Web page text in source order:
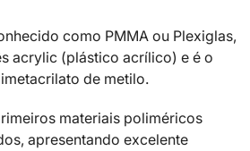
como PMMA ou Plexiglas,
acrylic (plástico acrílico) e é o
de metilo.
materiais poliméricos
apresentando excelente